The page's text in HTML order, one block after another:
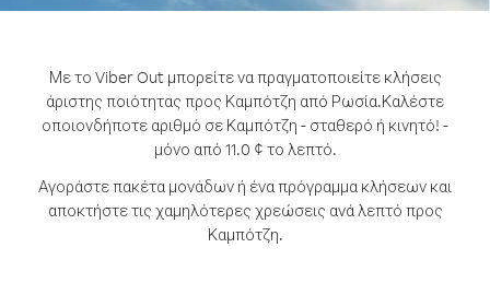
Με το Viber Out μπορείτε να πραγματοποιείτε κλήσεις
άριστης ποιότητας προς Καμπότζη από Ρωσία.Καλέστε
οποιονδήποτε αριθμό σε Καμπότζη - σταθερό ή κινητό! -
μόνο από 11.0 ¢ το λεπτό.
Αγοράστε πακέτα μονάδων ή ένα πρόγραμμα κλήσεων και
αποκτήστε τις χαμηλότερες χρεώσεις ανά λεπτό προς
Καμπότζη.